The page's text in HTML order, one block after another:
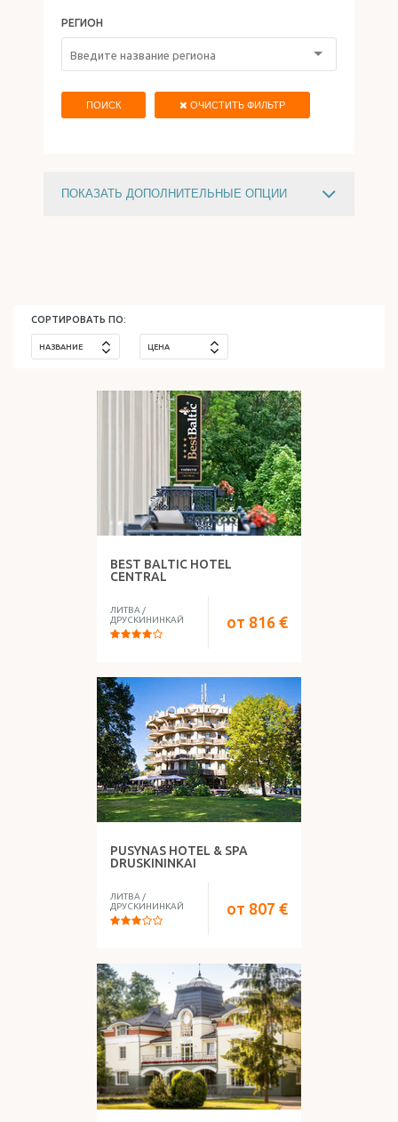
РЕГИОН
ПОИСК ОЧИСТИТЬ ФИЛЬТР
ПОКАЗАТЬ ДОПОЛНИТЕЛЬНЫЕ ОПЦИИ
ЧТО ЕСТЬ В ОТЕЛЕ?
СОРТИРОВАТЬ ПО:
НАЗВАНИЕ ЦЕНА
BEST BALTIC HOTEL
CENTRAL
ЛИТВА /
ДРУСКИНИНКАЙ
от 816 €
PUSYNAS HOTEL & SPA
DRUSKININKAI
ЛИТВА/
ДРУСКИНИНКАЙ
от 807 €